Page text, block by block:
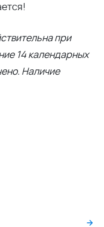
для вас вариант;
помогут получить
при
14 календарных